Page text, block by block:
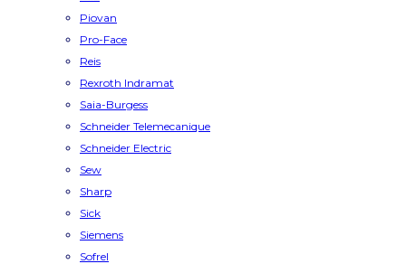
Piovan
Pro-Face
Reis
Rexroth Indramat
Saia-Burgess
Schneider Telemecanique
Schneider Electric
Sew
Sharp
Sick
Siemens
Sofrel